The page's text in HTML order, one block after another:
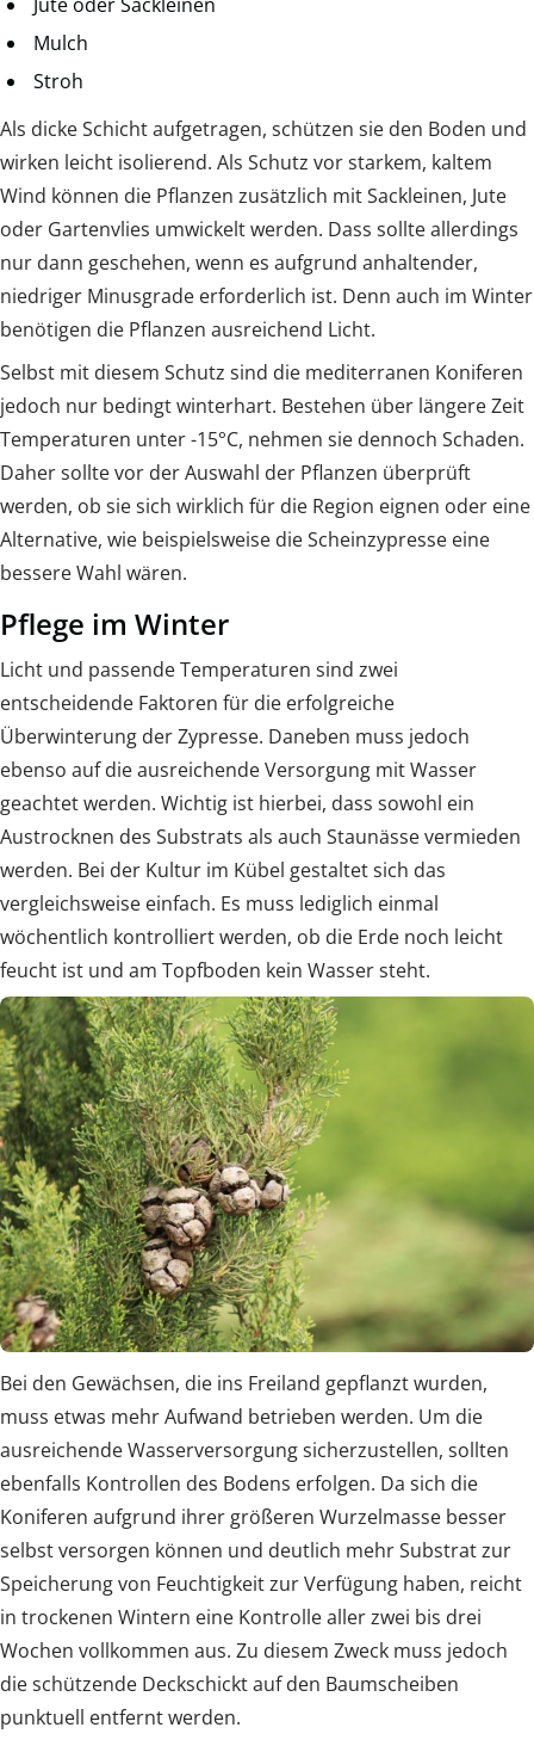
Mulch
Stroh
Als dicke Schicht aufgetragen, schützen sie den Boden und
wirken leicht isolierend. Als Schutz vor starkem, kaltem
Wind können die Pflanzen zusätzlich mit Sackleinen, Jute
oder Gartenvlies umwickelt werden. Dass sollte allerdings
nur dann geschehen, wenn es aufgrund anhaltender,
niedriger Minusgrade erforderlich ist. Denn auch im Winter
benötigen die Pflanzen ausreichend Licht.
Selbst mit diesem Schutz sind die mediterranen Koniferen
jedoch nur bedingt winterhart. Bestehen über längere Zeit
Temperaturen unter -15°C, nehmen sie dennoch Schaden.
Daher sollte vor der Auswahl der Pflanzen überprüft
werden, ob sie sich wirklich für die Region eignen oder eine
Alternative, wie beispielsweise die Scheinzypresse eine
bessere Wahl wären.
Pflege im Winter
Licht und passende Temperaturen sind zwei
entscheidende Faktoren für die erfolgreiche
Überwinterung der Zypresse. Daneben muss jedoch
ebenso auf die ausreichende Versorgung mit Wasser
geachtet werden. Wichtig ist hierbei, dass sowohl ein
Austrocknen des Substrats als auch Staunässe vermieden
werden. Bei der Kultur im Kübel gestaltet sich das
vergleichsweise einfach. Es muss lediglich einmal
wöchentlich kontrolliert werden, ob die Erde noch leicht
feucht ist und am Topfboden kein Wasser steht.
Bei den Gewächsen, die ins Freiland gepflanzt wurden,
muss etwas mehr Aufwand betrieben werden. Um die
ausreichende Wasserversorgung sicherzustellen, sollten
ebenfalls Kontrollen des Bodens erfolgen. Da sich die
Koniferen aufgrund ihrer größeren Wurzelmasse besser
selbst versorgen können und deutlich mehr Substrat zur
Speicherung von Feuchtigkeit zur Verfügung haben, reicht
in trockenen Wintern eine Kontrolle aller zwei bis drei
Wochen vollkommen aus. Zu diesem Zweck muss jedoch
die schützende Deckschickt auf den Baumscheiben
punktuell entfernt werden.